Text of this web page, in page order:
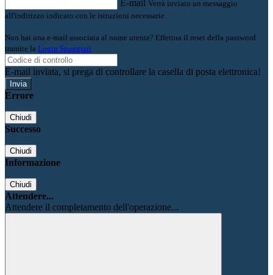
E-mail Verrà inviato un messaggio
all'indirizzo indicato con le istruzioni necessarie.
Non hai una e-mail associata al nome utente? Effettua il reset della password
tramite la Login Spaggiari
E-mail inviata, si prega di controllare la casella di posta elettronica!
Errore
Chiudi
Successo
Chiudi
Informazione
Chiudi
Attendere...
Attendere il completamento dell'operazione...